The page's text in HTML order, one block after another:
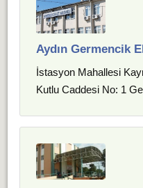
Aydın Germencik
İstasyon Mahallesi
Kutlu Caddesi No: 1